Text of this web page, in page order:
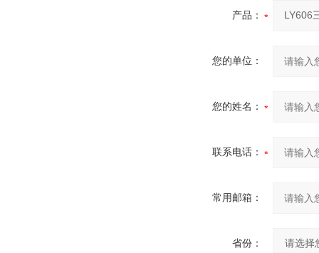
产品：
您的单位：
您的姓名：
联系电话：
常用邮箱：
省份：